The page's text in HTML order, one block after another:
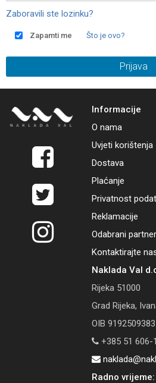
Zaboravili ste lozinku?
Zapamti me Što je ovo?
Prijava
Informacije
O nama
Uvjeti korištenja
Dostava
Plaćanje
Privatnost
Reklamacije
Odabrani
Kontaktirajte
Naklada Val
Rijeka 51000
Grad Rijeka,
OIB
+385 51 606-
Radno vrijeme: